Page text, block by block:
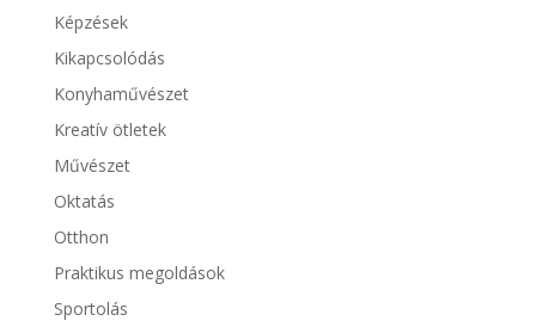
Képzések
Kikapcsolódás
Konyhaművészet
Kreatív ötletek
Művészet
Oktatás
Otthon
Praktikus megoldások
Sportolás